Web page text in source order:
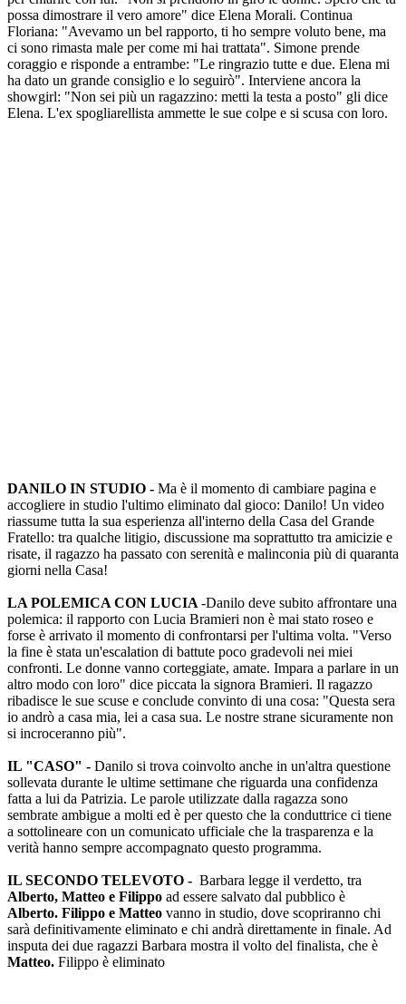
possa dimostrare il vero amore" dice Elena Morali. Continua
Floriana: "Avevamo un bel rapporto, ti ho sempre voluto bene, ma
ci sono rimasta male per come mi hai trattata". Simone prende
coraggio e risponde a entrambe: "Le ringrazio tutte e due. Elena mi
ha dato un grande consiglio e lo seguirò". Interviene ancora la
showgirl: "Non sei più un ragazzino: metti la testa a posto" gli dice
Elena. L'ex spogliarellista ammette le sue colpe e si scusa con loro.
DANILO IN STUDIO - Ma è il momento di cambiare pagina e
accogliere in studio l'ultimo eliminato dal gioco: Danilo! Un video
riassume tutta la sua esperienza all'interno della Casa del Grande
Fratello: tra qualche litigio, discussione ma soprattutto tra amicizie e
risate, il ragazzo ha passato con serenità e malinconia più di quaranta
giorni nella Casa!
LA POLEMICA CON LUCIA -Danilo deve subito affrontare una
polemica: il rapporto con Lucia Bramieri non è mai stato roseo e
forse è arrivato il momento di confrontarsi per l'ultima volta. "Verso
la fine è stata un'escalation di battute poco gradevoli nei miei
confronti. Le donne vanno corteggiate, amate. Impara a parlare in un
altro modo con loro" dice piccata la signora Bramieri. Il ragazzo
ribadisce le sue scuse e conclude convinto di una cosa: "Questa sera
io andrò a casa mia, lei a casa sua. Le nostre strane sicuramente non
si incroceranno più".
IL "CASO" - Danilo si trova coinvolto anche in un'altra questione
sollevata durante le ultime settimane che riguarda una confidenza
fatta a lui da Patrizia. Le parole utilizzate dalla ragazza sono
sembrate ambigue a molti ed è per questo che la conduttrice ci tiene
a sottolineare con un comunicato ufficiale che la trasparenza e la
verità hanno sempre accompagnato questo programma.
IL SECONDO TELEVOTO - Barbara legge il verdetto, tra
Alberto, Matteo e Filippo ad essere salvato dal pubblico è
Alberto. Filippo e Matteo vanno in studio, dove scopriranno chi
sarà definitivamente eliminato e chi andrà direttamente in finale. Ad
insputa dei due ragazzi Barbara mostra il volto del finalista, che è
Matteo. Filippo è eliminato